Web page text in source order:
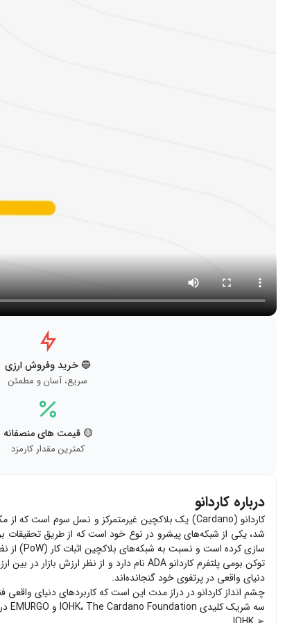
🔵 خرید وفروش ارزی
سریع، آسان و مطمئن
🟡 قیمت های منصفانه
کمترین مقدار کارمزد
درباره کاردانو
کاردانو (Cardano) یک بلاکچین غیرمتمرکز و نسل سوم است که از
شد، یکی از شبکه‌های پیشرو در نوع خود است که از طریق تحقیقات بررسی شده چندین سال توسعه یافته است.
سازی کرده است و نسبت به شبکه‌های بلاکچین اثبات کار (PoW) از
توکن بومی پلتفرم کاردانوADAنام دارد و از نظر ارزش بازار در بین
دنیای واقعی در پرتفوی خود گنجانده‌اند.
چشم انداز کاردانو در دراز مدت این است که کاربردهای دنیای واقعی
سه شریک کلیدی
IOHK، The Cardano Foundation و EMURGO